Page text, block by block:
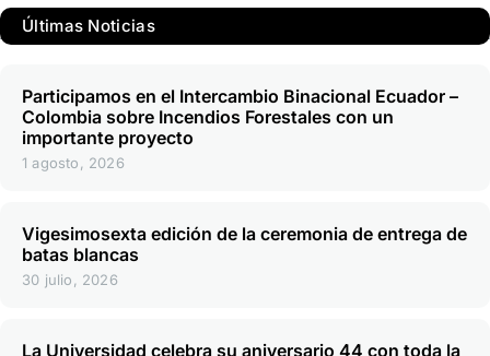
Últimas Noticias
Participamos en el Intercambio Binacional Ecuador –
Colombia sobre Incendios Forestales con un
importante proyecto
1 agosto, 2026
Vigesimosexta edición de la ceremonia de entrega de
batas blancas
30 julio, 2026
La Universidad celebra su aniversario 44 con toda la